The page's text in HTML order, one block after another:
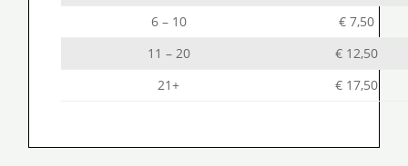
6 – 10
€ 7,50
11 – 20
€ 12,50
21+
€ 17,50